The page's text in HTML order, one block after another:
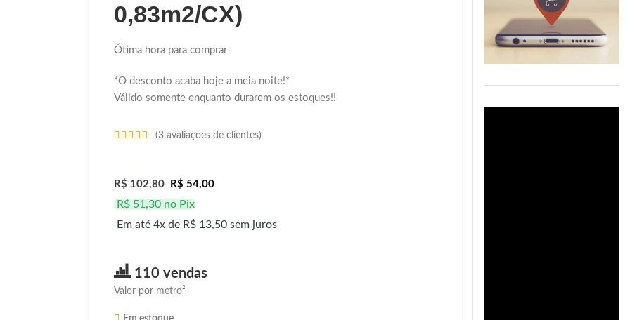
0,83m2/CX)
Ótima hora para comprar
*O desconto acaba hoje a meia noite!*
Válido somente enquanto durarem os estoques!!
(3 avaliações de clientes)
R$102,80 R$ 54,00
Em até 4x de R$ 13,50 sem juros
R$ 51,30 no Pix
110 vendas
Valor por metro²